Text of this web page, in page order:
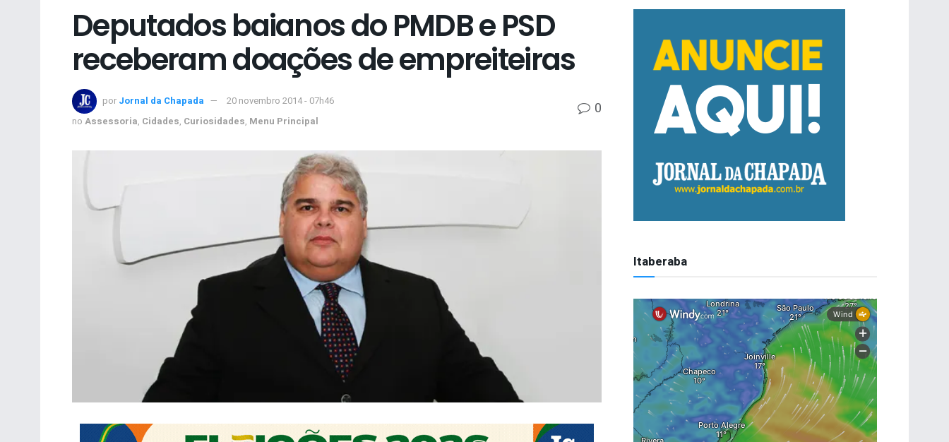
Deputados baianos do PMDB e PSD
receberam doações de empreiteiras
por Jornal da Chapada
20 novembro 2014 - 07h46
no Assessoria, Cidades, Curiosidades, Menu Principal
0
Itaberaba